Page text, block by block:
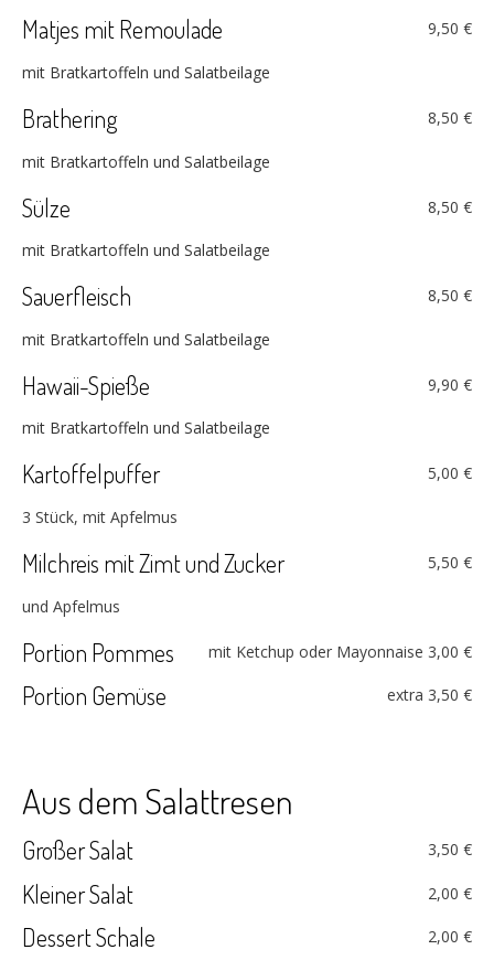
Matjes mit Remoulade 9,50 €
mit Bratkartoffeln und Salatbeilage
Brathering 8,50 €
mit Bratkartoffeln und Salatbeilage
Sülze 8,50 €
mit Bratkartoffeln und Salatbeilage
Sauerfleisch 8,50 €
mit Bratkartoffeln und Salatbeilage
Hawaii-Spieße 9,90 €
mit Bratkartoffeln und Salatbeilage
Kartoffelpuffer 5,00 €
3 Stück, mit Apfelmus
Milchreis mit Zimt und Zucker 5,50 €
und Apfelmus
Portion Pommes mit Ketchup oder Mayonnaise 3,00 €
Portion Gemüse extra 3,50 €
Aus dem Salattresen
Großer Salat 3,50 €
Kleiner Salat 2,00 €
Dessert Schale 2,00 €